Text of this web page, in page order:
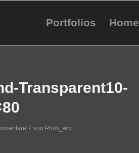
Portfolios Home
Transparent10-
/ von Photi_ww